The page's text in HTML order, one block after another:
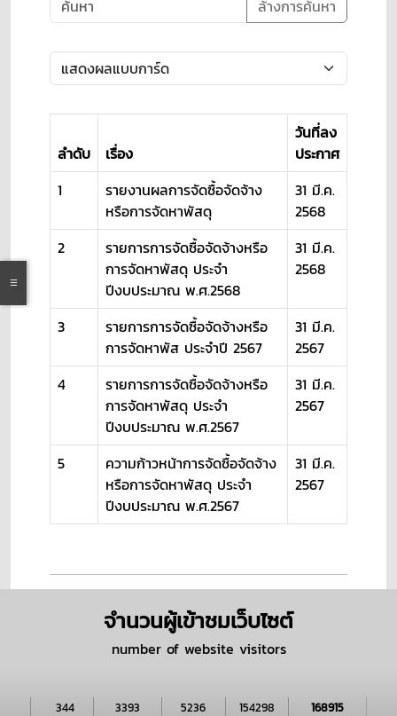
ล้างการค้นหา
ลำดับ เรื่อง
วันที่ลง
ประกาศ
1
รายงานผลการจัดซื้อจัดจ้าง
หรือการจัดหาพัสดุ
31 มี.ค.
2568
2
รายการการจัดซื้อจัดจ้างหรือ
การจัดหาพัสดุ ประจำ
ปีงบประมาณ พ.ศ.2568
31 มี.ค.
2568
3
รายการการจัดซื้อจัดจ้างหรือ
การจัดหาพัส ประจำปี 2567
31 มี.ค.
2567
4
รายการการจัดซื้อจัดจ้างหรือ
การจัดหาพัสดุ ประจำ
ปีงบประมาณ พ.ศ.2567
31 มี.ค.
2567
5
ความก้าวหน้าการจัดซื้อจัดจ้าง
หรือการจัดหาพัสดุ ประจำ
ปีงบประมาณ พ.ศ.2567
31 มี.ค.
2567
จำนวนผู้เข้าชมเว็บไซต์
number of website visitors
344 3393 5236 154298 168915